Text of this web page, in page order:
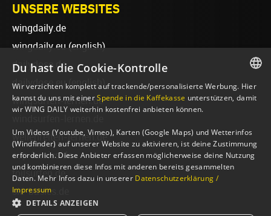
UNSERE WEBSITES
wingdaily.de
wingdaily.eu(english)
dailydose.de
dailydose.eu (english)
wingsurfen-lernen.de
wellenreiten-lernen.de
sup-basics.de
foilsurfen.de
ski-basics.de
GERMAN
Du hast die Cookie-Kontrolle
Wir verzichten komplett auf trackende/personalisierte Werbung. Hier
kannst du uns mit einerSpende in die Kaffekasse unterstützen, damit
wir WING DAILY weiterhin kostenfrei anbieten können.
Um Videos (Youtube, Vimeo), Karten (Google Maps) und Wetterinfos
(Windfinder) auf unserer Website zu aktivieren, ist deine Zustimmung
erforderlich. Diese Anbieter erfassen möglicherweise deine Nutzung
und kombinieren diese Infos mit anderen bereits gesammelten
Daten. Mehr Infos dazu in unserer Datenschutzerklärung /
Impressum
DETAILS ANZEIGEN